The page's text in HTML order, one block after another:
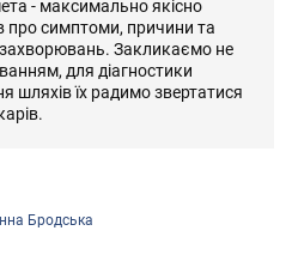
- максимально якісно
про симптоми, причини та
захворювань. Закликаємо не
для діагностики
шляхів їх радимо звертатися
Бродська